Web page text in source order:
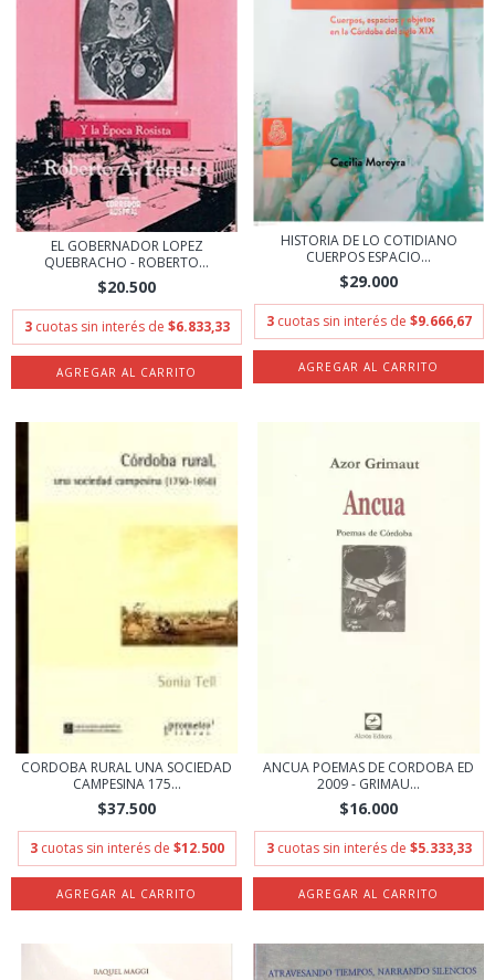
EL GOBERNADOR LOPEZ
QUEBRACHO - ROBERTO...
$20.500
3 cuotas sin interés de $6.833,33
HISTORIA DE LO COTIDIANO
CUERPOS ESPACIO...
$29.000
3 cuotas sin interés de $9.666,67
CORDOBA RURAL UNA SOCIEDAD
CAMPESINA 175...
$37.500
3 cuotas sin interés de $12.500
ANCUA POEMAS DE CORDOBA ED
2009 - GRIMAU...
$16.000
3 cuotas sin interés de $5.333,33